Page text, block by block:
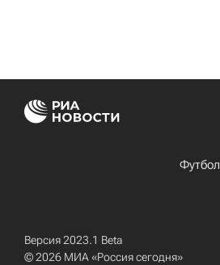
Футбол
Версия 2023.1 Beta
© 2026 МИА «Россия сегодня»